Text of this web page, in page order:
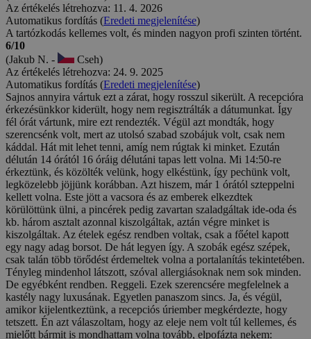
Az értékelés létrehozva: 11. 4. 2026
Automatikus fordítás (Eredeti megjelenítése)
A tartózkodás kellemes volt, és minden nagyon profi szinten történt.
6/10
(Jakub N. -
Cseh)
Az értékelés létrehozva: 24. 9. 2025
Automatikus fordítás (Eredeti megjelenítése)
Sajnos annyira vártuk ezt a zárat, hogy rosszul sikerült. A recepcióra
érkezésünkkor kiderült, hogy nem regisztrálták a dátumunkat. Így
fél órát vártunk, mire ezt rendezték. Végül azt mondták, hogy
szerencsénk volt, mert az utolsó szabad szobájuk volt, csak nem
káddal. Hát mit lehet tenni, amíg nem rúgtak ki minket. Ezután
délután 14 órától 16 óráig délutáni tapas lett volna. Mi 14:50-re
érkeztünk, és közölték velünk, hogy elkéstünk, így pechünk volt,
legközelebb jöjjünk korábban. Azt hiszem, már 1 órától szteppelni
kellett volna. Este jött a vacsora és az emberek elkezdtek
körülöttünk ülni, a pincérek pedig zavartan szaladgáltak ide-oda és
kb. három asztalt azonnal kiszolgáltak, aztán végre minket is
kiszolgáltak. Az ételek egész rendben voltak, csak a főétel kapott
egy nagy adag borsot. De hát legyen így. A szobák egész szépek,
csak talán több törődést érdemeltek volna a portalanítás tekintetében.
Tényleg mindenhol látszott, szóval allergiásoknak nem sok minden.
De egyébként rendben. Reggeli. Ezek szerencsére megfelelnek a
kastély nagy luxusának. Egyetlen panaszom sincs. Ja, és végül,
amikor kijelentkeztünk, a recepciós úriember megkérdezte, hogy
tetszett. Én azt válaszoltam, hogy az eleje nem volt túl kellemes, és
mielőtt bármit is mondhattam volna tovább, elpofázta nekem: